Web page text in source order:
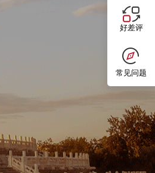
好差评
常见问题